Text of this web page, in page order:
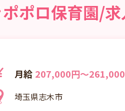
ポポロ保育園/
月給 207,000円～
埼玉県志木市